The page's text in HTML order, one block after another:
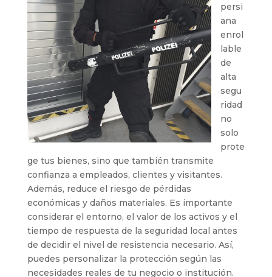
persi
ana
enrol
lable
de
alta
segu
ridad
no
solo
prote
ge tus bienes, sino que también transmite
confianza a empleados, clientes y visitantes.
Además, reduce el riesgo de pérdidas
económicas y daños materiales. Es importante
considerar el entorno, el valor de los activos y el
tiempo de respuesta de la seguridad local antes
de decidir el nivel de resistencia necesario. Así,
puedes personalizar la protección según las
necesidades reales de tu negocio o institución.